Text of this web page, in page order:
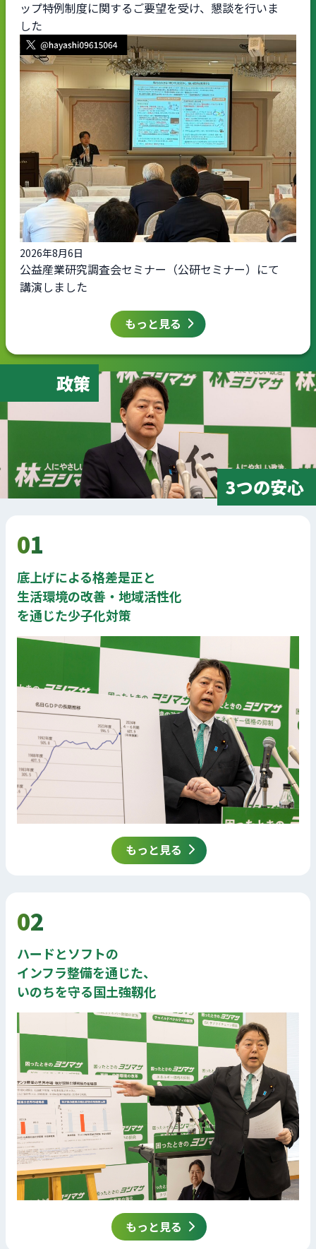
もっと見る
ップ特例制度に関するご要望を受け、懇談を行いま
した
2026年8月6日
公益産業研究調査会セミナー（公研セミナー）にて
講演しました
政策
3つの安心
01
底上げによる格差是正と
生活環境の改善・地域活性化
を通じた少子化対策
もっと見る
02
ハードとソフトの
インフラ整備を通じた、
いのちを守る国土強靱化
もっと見る